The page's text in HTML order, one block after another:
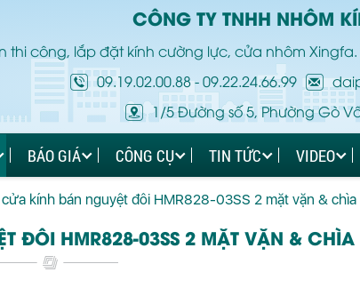
CÔNG TY TNHH NHÔM
thi công, lắp đặt kính cường lực, cửa nhôm
09.19.02.00.88-09.22.24.66.99
1/5 Đường số 5, Phường Gò
BÁO GIÁ CÔNG CỤ TIN TỨC VIDEO
cửa kính bán nguyệt đôi HMR828-03SS 2 mặt vặn & chìa
ĐÔI HMR828-03SS 2 MẶT VẶN & CHÌA